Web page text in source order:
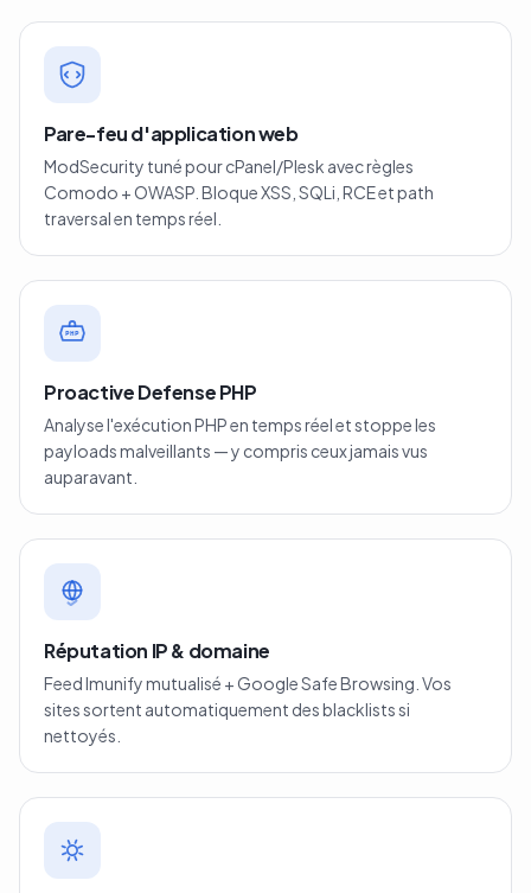
Pare-feu d'application web
ModSecurity tuné pour cPanel/Plesk avec règles
Comodo + OWASP. Bloque XSS, SQLi, RCE et path
traversal en temps réel.
PHP
Proactive Defense PHP
Analyse l'exécution PHP en temps réel et stoppe les
payloads malveillants — y compris ceux jamais vus
auparavant.
Réputation IP & domaine
Feed Imunify mutualisé + Google Safe Browsing. Vos
sites sortent automatiquement des blacklists si
nettoyés.